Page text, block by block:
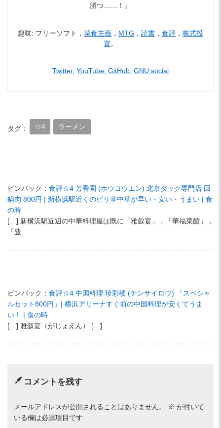
勝つ……！』
趣味: フリーソフト， 菜食主義 ， MTG ， 読書 ， 食評 ， 株式投
資。
Twitter, YouTube GitHub GNU social
タグ： ☆4 ラーメン
ピンバック： 食評☆4 芳香園 (ホウコウエン) 北京ダック専門店 回
鍋肉 800円 | 新横浜駅近くのピリ辛中華が早い・安い・うまい | 食
の時
[…] 新横浜駅近辺の中華料理屋は既に「雅叙宴」，「華福菜館」，
「豊…
ピンバック： 食評☆4 中国料理 珍彩楼 (チンサイロウ) 「スペシャ
ルセット800円」| 横浜アリーナすぐ前の中国料理が安くてうま
い！ | 食の時
[…] 雅叙宴（がじょえん） […]
コメントを残す
メールアドレスが公開されることはありません。 ※ が付いて
いる欄は必須項目です